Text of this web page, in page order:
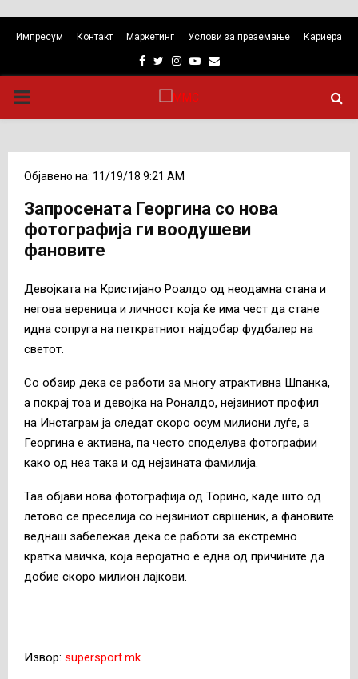
Импресум Контакт Маркетинг Услови за преземање Кариера
Facebook
TwitterInstagram
Youtube
Email
PRIMARY
Објавено на: 11/19/18 9:21 AM
Запросената Георгина со нова
фотографија ги воодушеви
фановите
Девојката на Кристијано Роалдо од неодамна стана и
негова вереница и личност која ќе има чест да стане
идна сопруга на петкратниот најдобар фудбалер на
светот.
Со обзир дека се работи за многу атрактивна Шпанка,
а покрај тоа и девојка на Роналдо, нејзиниот профил
на Инстаграм ја следат скоро осум милиони луѓе, а
Георгина е активна, па често споделува фотографии
како од неа така и од нејзината фамилија.
Таа објави нова фотографија од Торино, каде што од
летово се преселија со нејзиниот свршеник, а фановите
веднаш забележаа дека се работи за екстремно
кратка маичка, која веројатно е една од причините да
добие скоро милион лајкови.
Извор: supersport.mk